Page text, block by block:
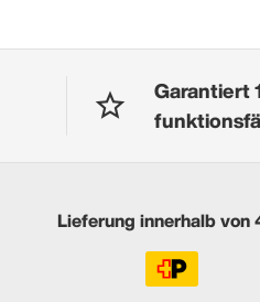
Garantiert
Lieferung innerhalb von